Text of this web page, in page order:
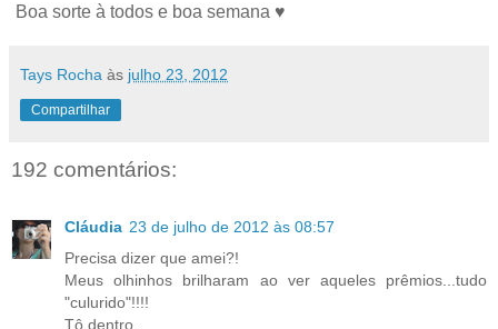
Boa sorte à todos e boa semana ♥
Tays Rocha às julho 23, 2012
Compartilhar
192 comentários:
Cláudia 23 de julho de 2012 às 08:57
Precisa dizer que amei?!
Meus olhinhos brilharam ao ver aqueles prêmios...tudo
"culurido"!!!!
Tô dentro.